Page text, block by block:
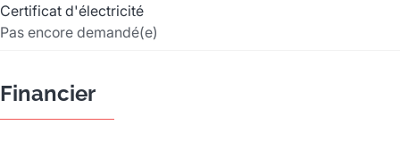
Certificat d'électricité
Pas encore demandé(e)
Financier